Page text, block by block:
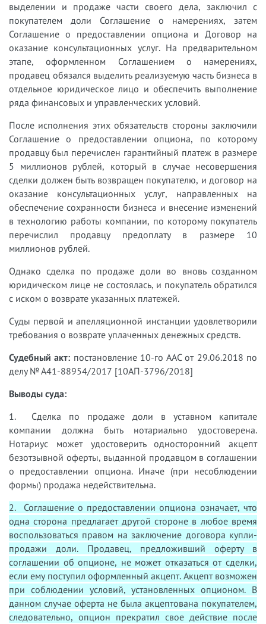
выделении и продаже части своего дела, заключил с
покупателем доли Соглашение о намерениях, затем
Соглашение о предоставлении опциона и Договор на
оказание консультационных услуг. На предварительном
этапе, оформленном Соглашением о намерениях,
продавец обязался выделить реализуемую часть бизнеса в
отдельное юридическое лицо и обеспечить выполнение
ряда финансовых и управленческих условий.
После исполнения этих обязательств стороны заключили
Соглашение о предоставлении опциона, по которому
продавцу был перечислен гарантийный платеж в размере
5 миллионов рублей, который в случае несовершения
сделки должен быть возвращен покупателю, и договор на
оказание консультационных услуг, направленных на
обеспечение сохранности бизнеса и внесение изменений
в технологию работы компании, по которому покупатель
перечислил продавцу предоплату в размере 10
миллионов рублей.
Однако сделка по продаже доли во вновь созданном
юридическом лице не состоялась, и покупатель обратился
с иском о возврате указанных платежей.
Суды первой и апелляционной инстанции удовлетворили
требования о возврате уплаченных денежных средств.
Судебный акт: постановление 10-го ААС от 29.06.2018 по
делу № А41-88954/2017 [10АП-3796/2018]
Выводы суда:
1. Сделка по продаже доли в уставном капитале
компании должна быть нотариально удостоверена.
Нотариус может удостоверить односторонний акцепт
безотзывной оферты, выданной продавцом в соглашении
о предоставлении опциона. Иначе (при несоблюдении
формы) продажа недействительна.
2. Соглашение о предоставлении опциона означает, что
одна сторона предлагает другой стороне в любое время
воспользоваться правом на заключение договора купли-
продажи доли. Продавец, предложивший оферту в
соглашении об опционе, не может отказаться от сделки,
если ему поступил оформленный акцепт. Акцепт возможен
при соблюдении условий, установленных опционом. В
данном случае оферта не была акцептована покупателем,
следовательно, опцион прекратил свое действие после